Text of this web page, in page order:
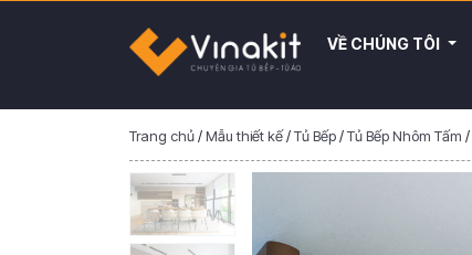
VỀ CHÚNG TÔI
Trang chủ/Mẫu thiết kế/Tủ Bếp/Tủ Bếp Nhôm Tấm /